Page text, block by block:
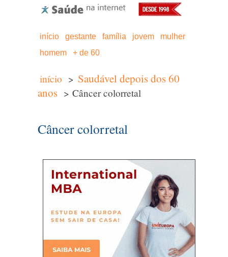
início gestante família jovem
mulher
homem
+ de 60
início > Saudável depois dos 60
anos > Câncer colorretal
Câncer colorretal